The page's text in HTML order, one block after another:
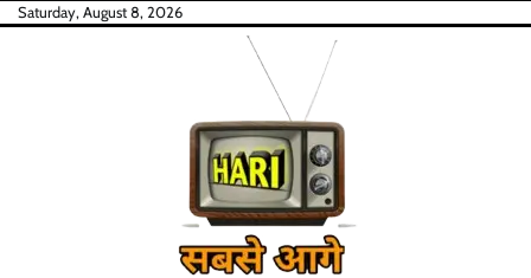
SkipSaturday, August 8, 2026